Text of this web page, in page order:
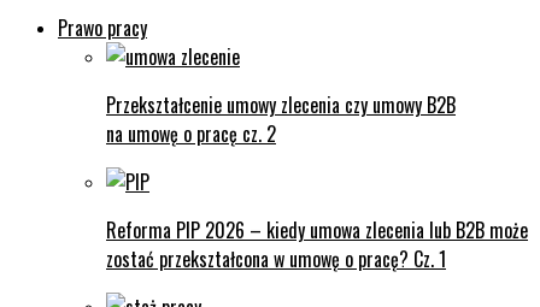
Prawo pracy
Przekształcenie umowy zlecenia czy umowy B2B
na umowę o pracę cz. 2
Reforma PIP 2026 – kiedy umowa zlecenia lub B2B może
zostać przekształcona w umowę o pracę? Cz. 1